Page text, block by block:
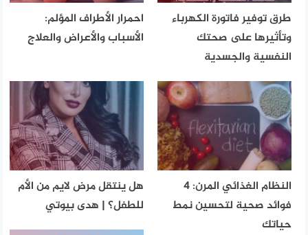
طرق توفير فاتورة الكهرباء
وتأثيرها على صحتك
النفسية والجسدية
احمرار الأطراف المؤلم:
الأسباب والأعراض والعلاج
النظام الغذائي المرن: 4
فوائد صحية لتحسين نمط
حياتك
هل ينتقل مرض لايم من الأم
للطفل؟ | هدى بيوتي